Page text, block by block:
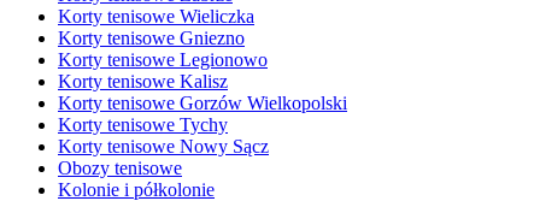
Korty tenisowe Wieliczka
Korty tenisowe Gniezno
Korty tenisowe Legionowo
Korty tenisowe Kalisz
Korty tenisowe Gorzów Wielkopolski
Korty tenisowe Tychy
Korty tenisowe Nowy Sącz
Obozy tenisowe
Kolonie i półkolonie